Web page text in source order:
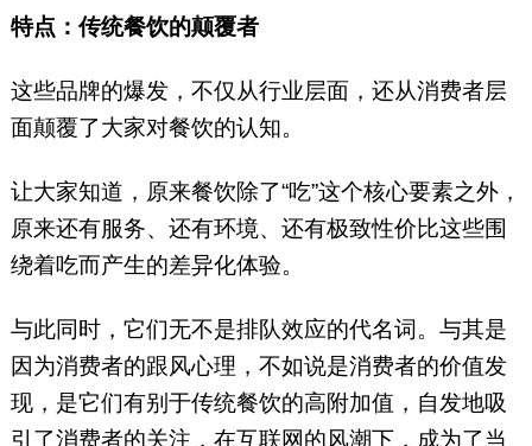
特点：传统餐饮的颠覆者
这些品牌的爆发，不仅从行业层面，还从消费者层
面颠覆了大家对餐饮的认知。
让大家知道，原来餐饮除了“吃”这个核心要素之外，
原来还有服务、还有环境、还有极致性价比这些围
绕着吃而产生的差异化体验。
与此同时，它们无不是排队效应的代名词。与其是
因为消费者的跟风心理，不如说是消费者的价值发
现，是它们有别于传统餐饮的高附加值，自发地吸
引了消费者的关注，在互联网的风潮下，成为了当